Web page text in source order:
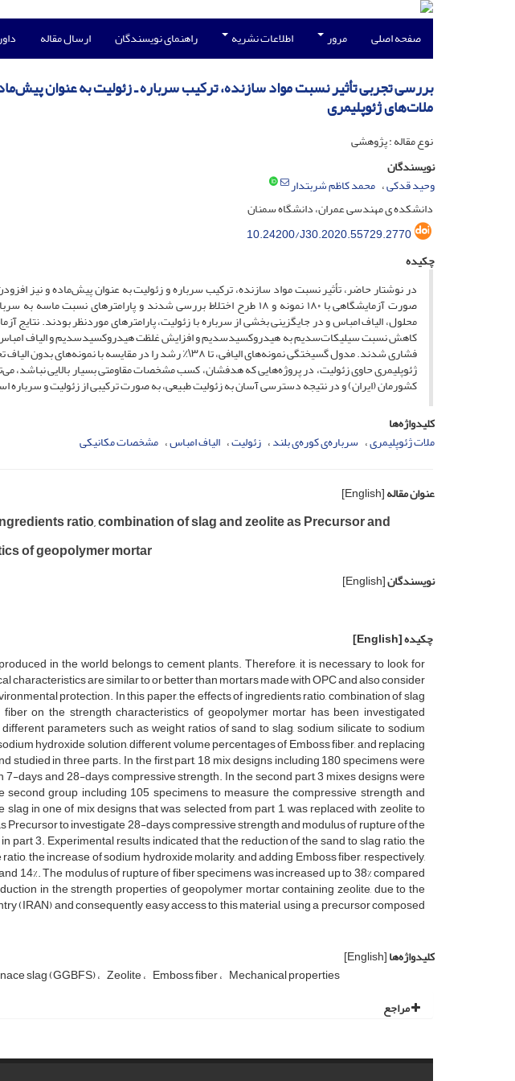
صفحه اصلی مرور اطلاعات نشریه راهنمای نویسندگان ارسال مقاله
بررسی تجربی تأثیر نسبت مواد سازنده، ترکیب سرباره ـ زئولیت به عنوان
ملات‌های ژئوپلیمری
نوع مقاله : پژوهشی
نویسندگان
وحید قدکی محمد کاظم شربتدار
دانشکده ی مهندسی عمران، دانشگاه سمنان
10.24200/J30.2020.55729.2770
چکیده
در نوشتار حاضر، تأثیر نسبت مواد سازنده، ترکیب سرباره و زئولیت به عنوان پیش‌ماده و نیز
صورت آزمایشگاهی با ۱۸۰ نمونه و ۱۸ طرح اختلاط بررسی شدند و
محلول، الیاف امباس و در جایگزینی بخشی از سرباره با زئولیت، پارامترهای موردنظر بودند.
فشاری شدند. مدول گسیختگی نمونه‌های الیافی، تا ۳۸\٪ رشد را در
ژئوپلیمری حاوی زئولیت، در پروژه‌هایی که هدفشان، کسب مشخصات مقاومتی بسیار بالایی نباشد،
کشورمان (ایران) و در نتیجه دسترسی آسان به زئولیت طبیعی، به صورت ترکیبی از زئولیت و سرباره
کلیدواژه‌ها
ملات ژئوپلیمری سرباره‌ی کوره‌ی بلند زئولیت الیاف امباس مشخصات مکانیکی
عنوان مقاله[English]
ratio, combination of slag and zeolite as Precursor and
of geopolymer mortar
نویسندگان[English]
چکیده[English]
in the world belongs to cement plants. Therefore, it is necessary to look for
characteristics are similar to or better than mortars made with OPC and also consider
protection. In this paper, the effects of ingredients ratio, combination of slag
on the strength characteristics of geopolymer mortar has been investigated
parameters such as weight ratios of sand to slag, sodium silicate to sodium
hydroxide solution, different volume percentages of Emboss fiber, and replacing
studied in three parts. In the first part, 18 mix designs including 180 specimens were
days and 28-days compressive strength. In the second part, 3 mixes designs were
group including 105 specimens to measure the compressive strength and
in one of mix designs that was selected from part 1, was replaced with zeolite to
Precursor to investigate 28-days compressive strength and modulus of rupture of the
part 3. Experimental results indicated that the reduction of the sand to slag ratio, the
the increase of sodium hydroxide molarity, and adding Emboss fiber, respectively,
14%. The modulus of rupture of fiber specimens was increased up to 38% compared
in the strength properties of geopolymer mortar containing zeolite, due to the
(IRAN) and consequently easy access to this material, using a precursor composed
کلیدواژه‌ها[English]
slag (GGBFS) Zeolite Emboss fiber Mechanical properties
مراجع